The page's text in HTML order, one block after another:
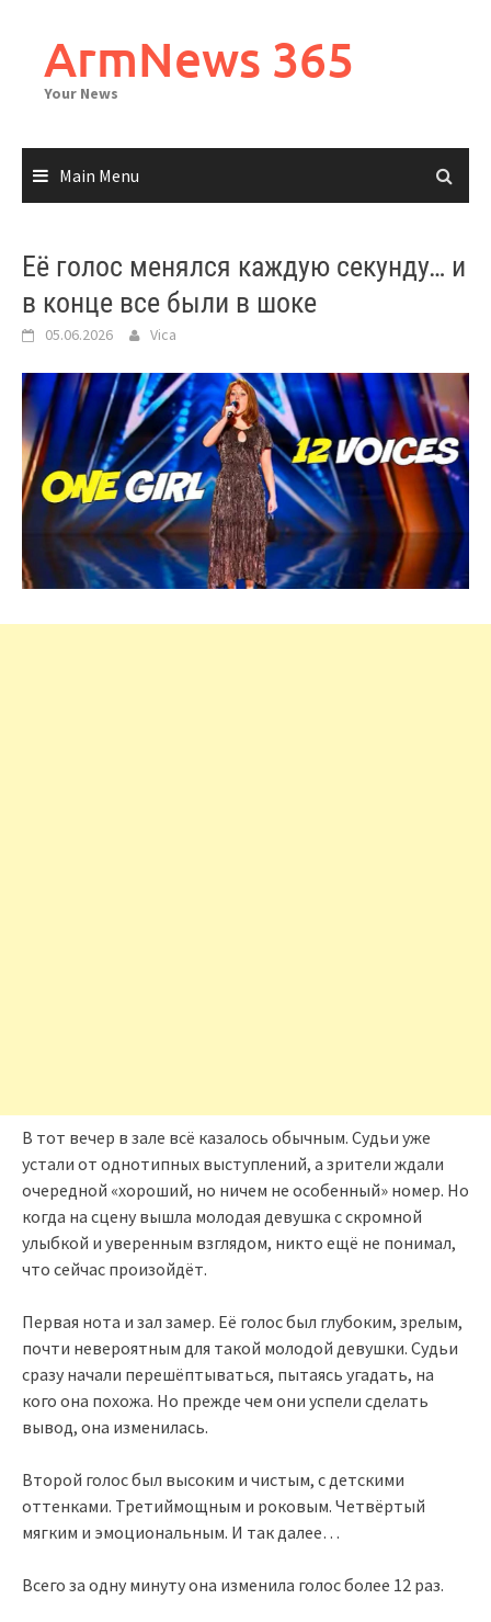
contentArmNews 365
Your News
Main Menu
Её голос менялся каждую секунду… и
в конце все были в шоке
05.06.2026 Vica
В тот вечер в зале всё казалось обычным. Судьи уже
устали от однотипных выступлений, а зрители ждали
очередной «хороший, но ничем не особенный» номер. Но
когда на сцену вышла молодая девушка с скромной
улыбкой и уверенным взглядом, никто ещё не понимал,
что сейчас произойдёт.
Первая нота и зал замер. Её голос был глубоким, зрелым,
почти невероятным для такой молодой девушки. Судьи
сразу начали перешёптываться, пытаясь угадать, на
кого она похожа. Но прежде чем они успели сделать
вывод, она изменилась.
Второй голос был высоким и чистым, с детскими
оттенками. Третиймощным и роковым. Четвёртый
мягким и эмоциональным. И так далее…
Всего за одну минуту она изменила голос более 12 раз.